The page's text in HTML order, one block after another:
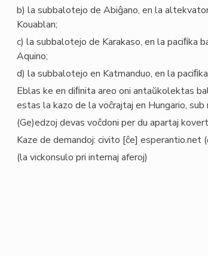
b) la subbalotejo de Abiĝano, en la
Kouablan;
c) la subbalotejo de Karakaso, en la paciﬁka
Aquino;
d) la subbalotejo en Katmanduo, en la
Eblas ke en diﬁnita areo oni antaŭkolektas
estas la kazo de la voĉrajtaj en Hungario,
(Ge)edzoj devas voĉdoni per du apartaj
Kaze de demandoj: civito [ĉe] esperantio.net
(la vickonsulo pri internaj aferoj)